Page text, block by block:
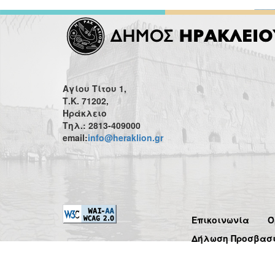
Αγίου Τίτου 1,
Τ.Κ. 71202,
Ηράκλειο
Τηλ.: 2813-409000
email:info@heraklion.gr
Επικοινωνία
Δήλωση